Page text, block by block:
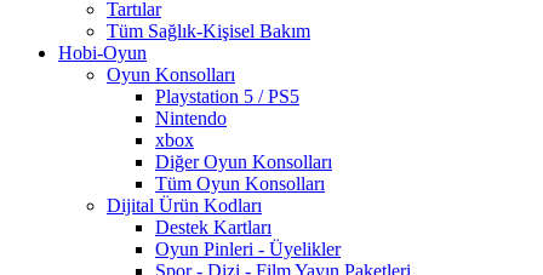
Tartılar
Tüm Sağlık-Kişisel Bakım
Hobi-Oyun
Oyun Konsolları
Playstation 5 / PS5
Nintendo
xbox
Diğer Oyun Konsolları
Tüm Oyun Konsolları
Dijital Ürün Kodları
Destek Kartları
Oyun Pinleri - Üyelikler
Spor - Dizi - Film Yayın Paketleri